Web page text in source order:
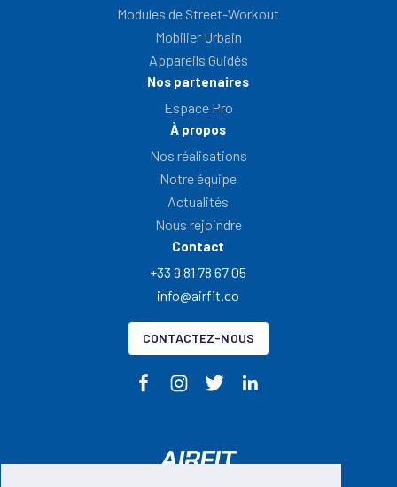
Modules de Street-Workout
Mobilier Urbain
Appareils Guidés
Nos partenaires
Espace Pro
À propos
Nos réalisations
Notre équipe
Actualités
Nous rejoindre
Contact
+33 9 81 78 67 05
info@airfit.co
CONTACTEZ-NOUS